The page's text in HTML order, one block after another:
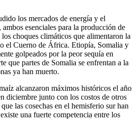
los mercados de energía y el
esenciales para la producción de
choques climáticos que alimentaron la
el Cuerno de África. Etiopía, Somalia y
golpeados por la peor sequía en
que partes de Somalia se enfrentan a la
ya han muerto.
alcanzaron máximos históricos el año
diciembre junto con los costos de otros
las cosechas en el hemisferio sur han
una fuerte competencia entre los